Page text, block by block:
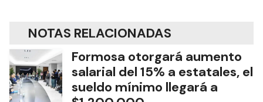
NOTAS RELACIONADAS
Formosa otorgará aumento
salarial del 15% a estatales, el
sueldo mínimo llegará a